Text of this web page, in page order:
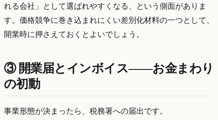
れる会社」として選ばれやすくなる、という側面がありま
す。価格競争に巻き込まれにくい差別化材料の一つとして、
開業時に押さえておくとよいでしょう。
③ 開業届とインボイス——お金まわり
の初動
事業形態が決まったら、税務署への届出です。